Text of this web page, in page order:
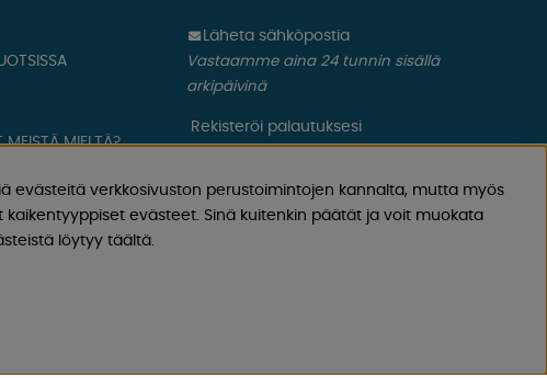
MEISTÄ MIELTÄ?
Läheta sähköpostia
Vastaamme aina 24 tunnin sisällä
arkipäivinä
Rekisteröi palautuksesi
Rekisteröi valituksesi
evästeitä verkkosivuston perustoimintojen kannalta, mutta myös
evästeet. Sinä kuitenkin päätät ja voit muokata
löytyy täältä.